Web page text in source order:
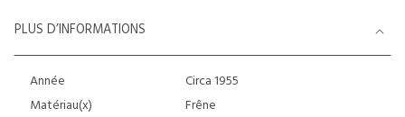
PLUS D’INFORMATIONS
Année
Circa 1955
Matériau(x)
Frêne